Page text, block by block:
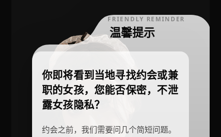
FRIENDLY REMINDER
温馨提示
你即将看到当地寻找约会或兼
职的女孩，您能否保密，不泄
露女孩隐私？
约会之前，我们需要问几个简短问题。